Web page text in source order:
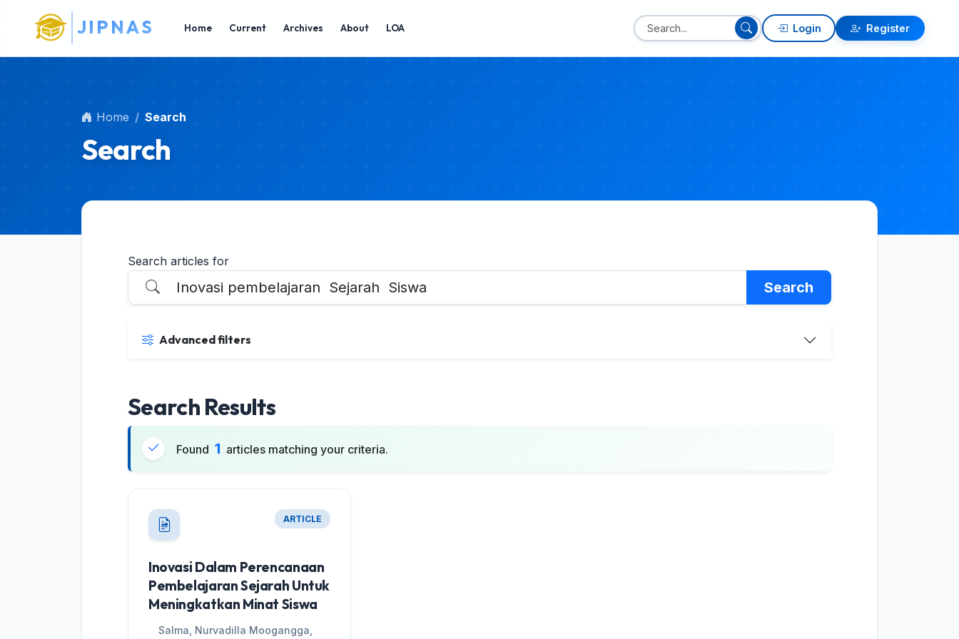
Main Navigation
Main Content
Sidebar
JI PNAS Home Current Archives About LOA Login Register
Home Search
Search
Search articles for
Search
Advanced filters
Search Results
Found 1 articles matching your criteria.
ARTICLE
Inovasi Dalam Perencanaan
Pembelajaran Sejarah Untuk
Meningkatkan Minat Siswa
Salma, Nurvadilla Moogangga,